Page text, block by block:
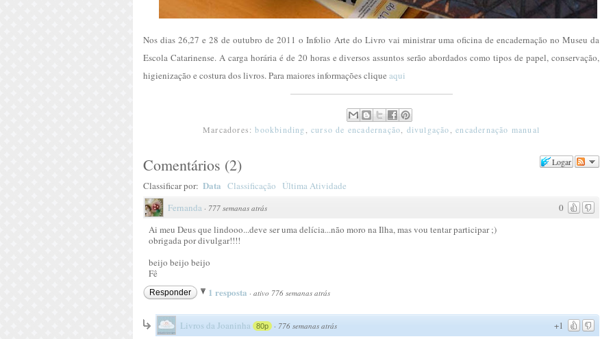
Nos dias 26,27 e 28 de outubro de 2011 o Infolio Arte do Livro vai ministrar uma oficina de encadernação no Museu da
Escola Catarinense. A carga horária é de 20 horas e diversos assuntos serão abordados como tipos de papel, conservação,
higienização e costura dos livros. Para maiores informações clique aqui
Marcadores:bookbinding ,curso de encadernação divulgação ,encadernação manual
Logar
Comentários (2)
Classificar por: Data Classificação
Última Atividade
0
Fernanda · 777 semanas atrás
Ai meu Deus que lindooo...deve ser uma delícia...não moro na Ilha, mas vou tentar participar ;)
obrigada por divulgar!!!!
beijo beijo beijo
Fê
Responder 1 resposta · ativo 776 semanas atrás
+1
Livros da Joaninha 80p · 776 semanas atrás